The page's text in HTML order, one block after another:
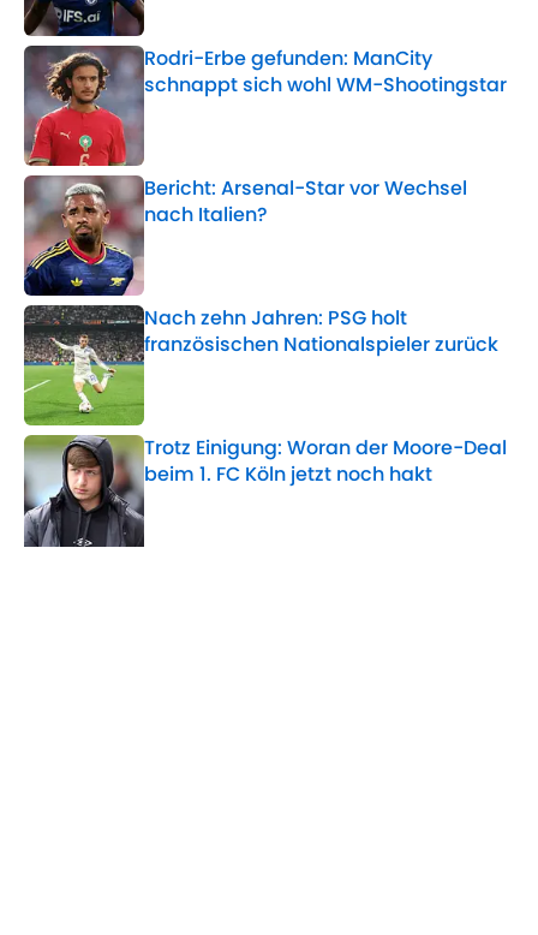
Rodri-Erbe gefunden: ManCity
schnappt sich wohl WM-Shootingstar
Published by on Invalid Date
Bericht: Arsenal-Star vor Wechsel
nach Italien?
Published by on Invalid Date
Nach zehn Jahren: PSG holt
französischen Nationalspieler zurück
Published by on Invalid Date
Trotz Einigung: Woran der Moore-Deal
beim 1. FC Köln jetzt noch hakt
Published by on Invalid Date